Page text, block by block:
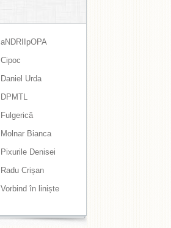
aNDRIIpOPA
Cipoc
Daniel Urda
DPMTL
Fulgerică
Molnar Bianca
Pixurile Denisei
Radu Crișan
Vorbind în liniște